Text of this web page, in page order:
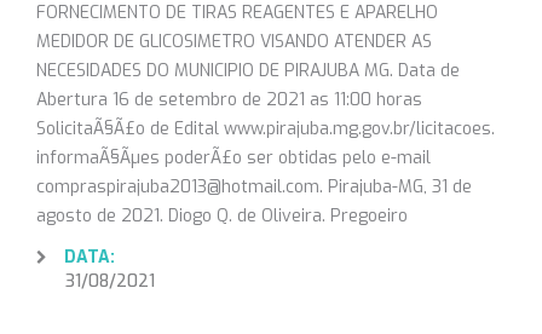
FORNECIMENTO DE TIRAS REAGENTES E APARELHO
MEDIDOR DE GLICOSIMETRO VISANDO ATENDER AS
NECESIDADES DO MUNICIPIO DE PIRAJUBA MG. Data de
Abertura 16 de setembro de 2021 as 11:00 horas
SolicitaÃ§Ã£o de Edital www.pirajuba.mg.gov.br/licitacoes.
informaÃ§Ãµes poderÃ£o ser obtidas pelo e-mail
compraspirajuba2013@hotmail.com. Pirajuba-MG, 31 de
agosto de 2021. Diogo Q. de Oliveira. Pregoeiro
DATA:
31/08/2021